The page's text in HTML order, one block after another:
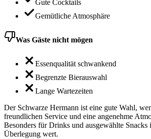
Gute Cocktails
Gemütliche Atmosphäre
Was Gäste nicht mögen
Essenqualität schwankend
Begrenzte Bierauswahl
Lange Wartezeiten
Der Schwarze Hermann ist eine gute Wahl,
freundlichen Service und eine angenehme
Besonders für Drinks und ausgewählte Snacks
Überlegung wert.